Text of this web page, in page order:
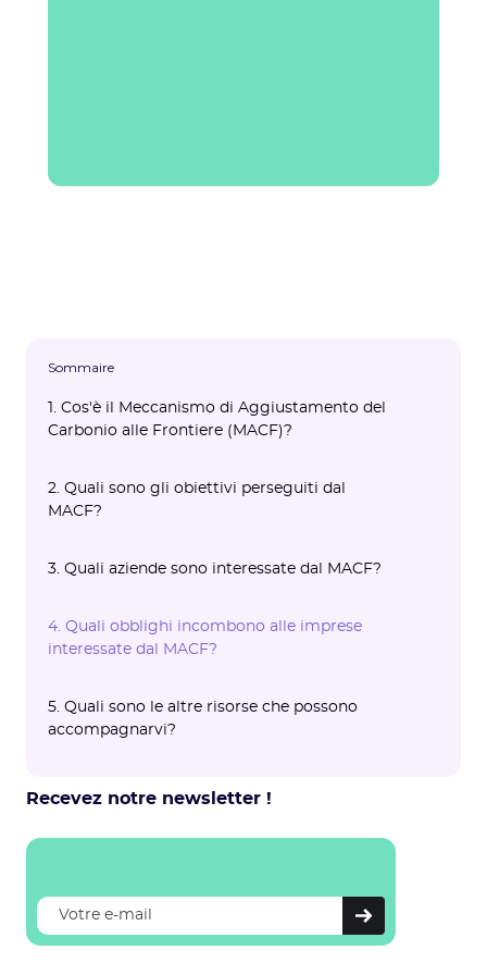
Sommaire
1. Cos'è il Meccanismo di Aggiustamento del
Carbonio alle Frontiere (MACF)?
2. Quali sono gli obiettivi perseguiti dal
MACF?
3. Quali aziende sono interessate dal MACF?
4. Quali obblighi incombono alle imprese
interessate dal MACF?
5. Quali sono le altre risorse che possono
accompagnarvi?
MACF, la Commissione europea e il governo
possono esservi utili. Tra questi :
Il MACF aumenterà i costi delle vostre
Recevez notre newsletter !